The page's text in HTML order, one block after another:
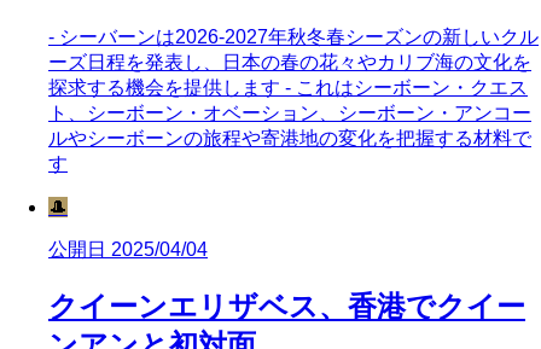
- シーバーンは2026-2027年秋冬春シーズンの新しいクル
ーズ日程を発表し、日本の春の花々やカリブ海の文化を
探求する機会を提供します - これはシーボーン・クエス
ト、シーボーン・オベーション、シーボーン・アンコー
ルやシーボーンの旅程や寄港地の変化を把握する材料で
す
🎩
公開日 2025/04/04
クイーンエリザベス、香港でクイー